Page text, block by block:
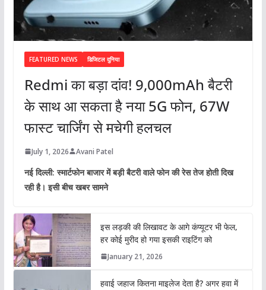
FEATURED NEWS डिजिटल दुनिया
Redmi का बड़ा दांव! 9,000mAh बैटरी
के साथ आ सकता है नया 5G फोन, 67W
फास्ट चार्जिंग से मचेगी हलचल
July 1, 2026 Avani Patel
नई दिल्ली: स्मार्टफोन बाजार में बड़ी बैटरी वाले फोन की रेस तेज होती दिख
रही है। इसी बीच खबर सामने
इस लड़की की लिखावट के आगे कंप्यूटर भी फेल,
हर कोई मुरीद हो गया इसकी राइटिंग को
January 21, 2026
हवाई जहाज कितना माइलेज देता है? अगर हवा में